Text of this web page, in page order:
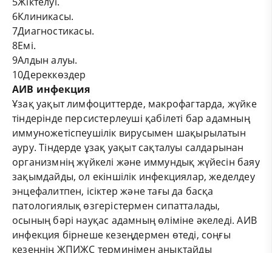
6Клиникасы.
7Диагностикасы.
8Емі.
9Алдын алуы.
10Дереккөздер
АИВ инфекция
Ұзақ уақыт лимфоциттерде, макрофагтарда, жүйке
тіндерінде персистерлеуші қабілеті бар адамның
иммуножетіспеушілік вирусымен шақырылатын
ауру. Тіндерде ұзақ уақыт сақталуы салдарынан
организмнің жүйкелі және иммундық жүйесін баяу
зақымдайды, ол екіншілік инфекциялар, жеделдеу
энцефалитпен, ісіктер және тағы да басқа
патологиялық өзгерістермен сипатталады,
осының бәрі науқас адамның өліміне әкеледі. АИВ
инфекция бірнеше кезеңдермен өтеді, соңғы
кезеңнің ЖПИЖС терминімен анықтайды